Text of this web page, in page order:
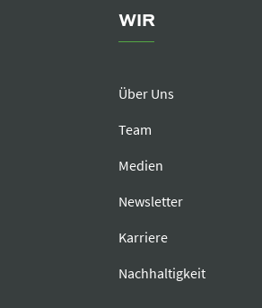
WIR
Über Uns
Team
Medien
Newsletter
Karriere
Nachhaltigkeit